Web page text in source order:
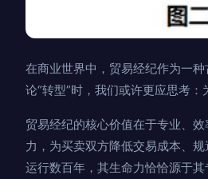
在商业世界中，贸易经纪作为一
论“转型”时，我们或许更应思考
贸易经纪的核心价值在于专业、
力，为买卖双方降低交易成本、
运行数百年，其生命力恰恰源于其